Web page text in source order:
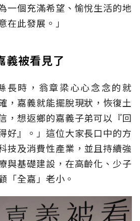
一個充滿希望、愉悅生活的地
在此發展。」
義被看見了
長時，翁章梁心心念念的就
，嘉義就能擺脫現狀，恢復土
，想返鄉的嘉義子弟可以『回
好』。」這位大家長口中的方
技及消費性產業，並且持續強
與基礎建設，在高齡化、少子
「全嘉」老小。